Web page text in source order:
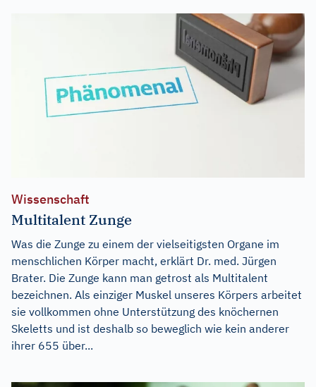
Wissenschaft
Multitalent Zunge
Was die Zunge zu einem der vielseitigsten Organe im
menschlichen Körper macht, erklärt Dr. med. Jürgen
Brater. Die Zunge kann man getrost als Multitalent
bezeichnen. Als einziger Muskel unseres Körpers arbeitet
sie vollkommen ohne Unterstützung des knöchernen
Skeletts und ist deshalb so beweglich wie kein anderer
ihrer 655 über...